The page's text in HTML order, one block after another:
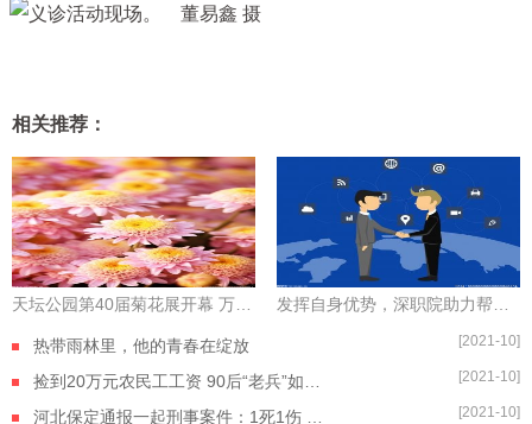
相关推荐：
发挥自身优势，深职院助力帮扶对象“拔穷根”
热带雨林里，他的青春在绽放 [2021-10]
[2021-10]
[2021-10]